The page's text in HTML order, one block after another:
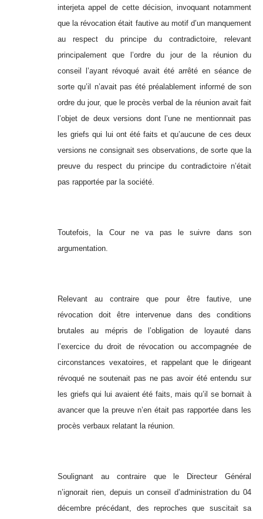
interjeta appel de cette décision, invoquant notamment
que la révocation était fautive au motif d’un manquement
au respect du principe du contradictoire, relevant
principalement que l’ordre du jour de la réunion du
conseil l’ayant révoqué avait été arrêté en séance de
sorte qu’il n’avait pas été préalablement informé de son
ordre du jour, que le procès verbal de la réunion avait fait
l’objet de deux versions dont l’une ne mentionnait pas
les griefs qui lui ont été faits et qu’aucune de ces deux
versions ne consignait ses observations, de sorte que la
preuve du respect du principe du contradictoire n’était
pas rapportée par la société.
Toutefois, la Cour ne va pas le suivre dans son
argumentation.
Relevant au contraire que pour être fautive, une
révocation doit être intervenue dans des conditions
brutales au mépris de l’obligation de loyauté dans
l’exercice du droit de révocation ou accompagnée de
circonstances vexatoires, et rappelant que le dirigeant
révoqué ne soutenait pas ne pas avoir été entendu sur
les griefs qui lui avaient été faits, mais qu’il se bornait à
avancer que la preuve n’en était pas rapportée dans les
procès verbaux relatant la réunion.
Soulignant au contraire que le Directeur Général
n’ignorait rien, depuis un conseil d’administration du 04
décembre précédant, des reproches que suscitait sa